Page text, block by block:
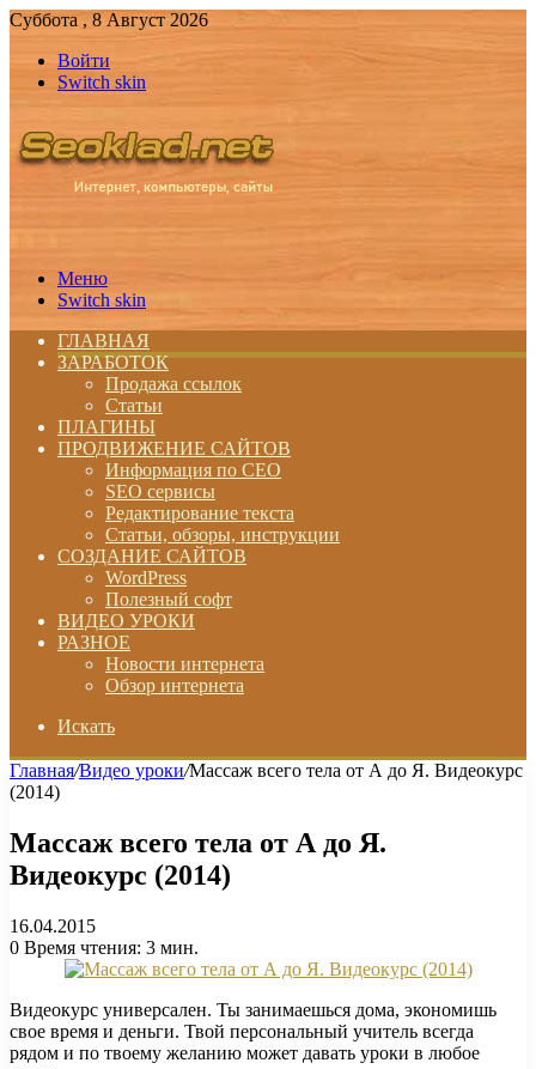
Суббота , 8 Август 2026
Войти
Switch skin
Меню
Switch skin
ГЛАВНАЯ
ЗАРАБОТОК
Продажа ссылок
Статьи
ПЛАГИНЫ
ПРОДВИЖЕНИЕ САЙТОВ
Информация по СЕО
SEO сервисы
Редактирование текста
Статьи, обзоры, инструкции
СОЗДАНИЕ САЙТОВ
WordPress
Полезный софт
ВИДЕО УРОКИ
РАЗНОЕ
Новости интернета
Обзор интернета
Искать
Главная/Видео уроки/Массаж всего тела от А до Я. Видеокурс
(2014)
Массаж всего тела от А до Я.
Видеокурс (2014)
16.04.2015
0 Время чтения: 3 мин.
Видеокурс универсален. Ты занимаешься дома, экономишь
свое время и деньги. Твой персональный учитель всегда
рядом и по твоему желанию может давать уроки в любое